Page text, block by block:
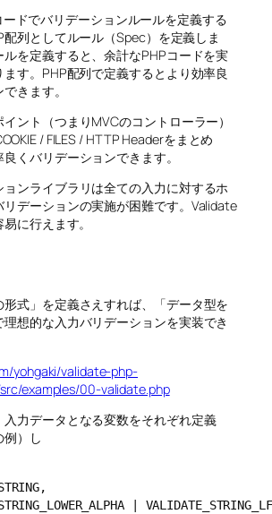
ドでバリデーションルールを定義する
列としてルール（Spec）を定義しま
を定義すると、余計なPHPコードを実
す。PHP配列で定義するとより効率良
きます。
ント（つまりMVCのコントローラー）
/ FILES / HTTP Headerをまとめ
くバリデーションできます。
ンライブラリは全ての入力に対するホ
リデーションの実施が困難です。Validate
に行えます。
式」を定義さえすれば、「データ型を
想的な入力バリデーションを実装でき
yohgaki/validate-php-
examples/00-validate.php
力データとなる変数をそれぞれ定義
例）し
|